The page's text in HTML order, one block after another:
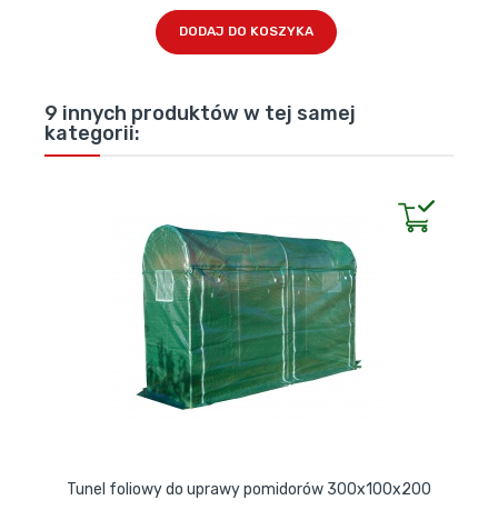
DODAJ DO KOSZYKA
9 innych produktów w tej samej
kategorii:
Tunel foliowy do uprawy pomidorów 300x100x200